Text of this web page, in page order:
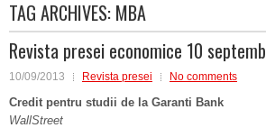
TAG ARCHIVES: MBA
Revista presei economice 10
10/09/2013 Revista presei No comments
Credit pentru studii de la Garanti Bank
WallStreet